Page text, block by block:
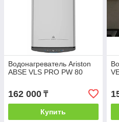
Водонагреватель Ariston
ABSE VLS PRO PW 80
162 000 ₸
Купить